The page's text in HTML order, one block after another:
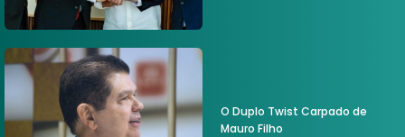
O Duplo Twist Carpado de
Mauro Filho